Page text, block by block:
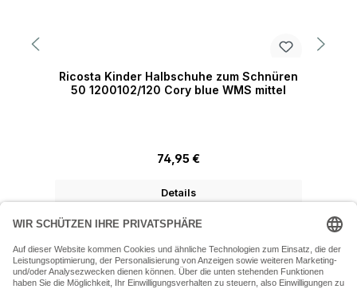
Ricosta Kinder Halbschuhe zum Schnüren
50 1200102/120 Cory blue WMS mittel
Regulärer Preis:
74,95 €
Details
07243 54050 (Mo-Fr: 9.30 - 18:30 Uhr Sa: 9:30 - 16 Uhr)